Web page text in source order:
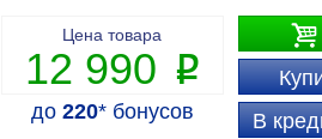

В
Цена товара
12 990 P
до 220*бонусов